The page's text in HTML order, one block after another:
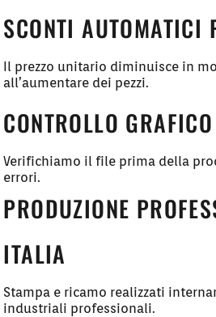
SCONTI AUTOMATICI
Il prezzo unitario diminuisce in
all’aumentare dei pezzi.
CONTROLLO
Verifichiamo il file prima della
errori.
PRODUZIONE
ITALIA
Stampa e ricamo realizzati
industriali professionali.